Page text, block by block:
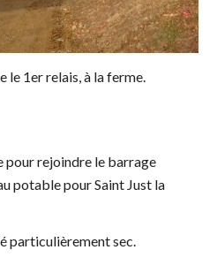
le 1er relais, à la ferme.
pour rejoindre le barrage
potable pour Saint Just la
particulièrement sec.